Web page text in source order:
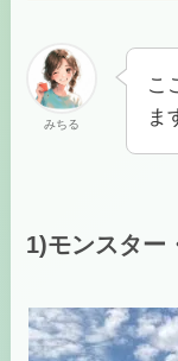
みちる
こ
ま
1)モンスター